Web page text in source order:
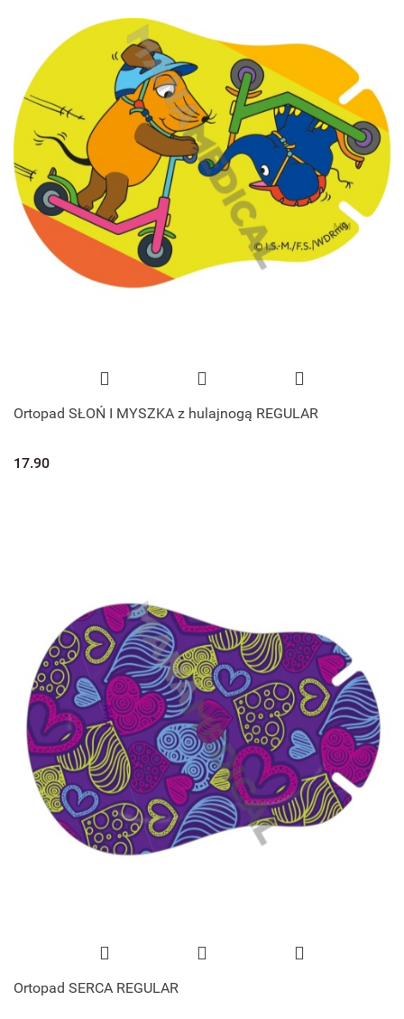
Ortopad SŁOŃ I MYSZKA z hulajnogą REGULAR
17.90
Ortopad SERCA REGULAR